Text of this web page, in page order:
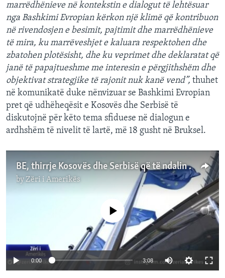
marrëdhënieve në kontekstin e dialogut të lehtësuar
nga Bashkimi Evropian kërkon një klimë që kontribuon
në rivendosjen e besimit, pajtimit dhe marrëdhënieve
të mira, ku marrëveshjet e kaluara respektohen dhe
zbatohen plotësisht, dhe ku veprimet dhe deklaratat që
janë të papajtueshme me interesin e përgjithshëm dhe
objektivat strategjike të rajonit nuk kanë vend”, thuhet
në komunikatë duke nënvizuar se Bashkimi Evropian
pret që udhëheqësit e Kosovës dhe Serbisë të
diskutojnë për këto tema sfiduese në dialogun e
ardhshëm të nivelit të lartë, më 18 gusht në Bruksel.
BE, thirrje Kosovës dhe Serbisë që të ndalin retorikën nxitëse
byZëri i Amerikës
No media source currently available
0:00 3:08